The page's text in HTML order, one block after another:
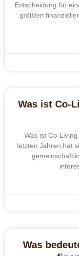
Entscheidung für
größten
Was ist Co-
Was ist Co-
letzten Jahren hat
Was